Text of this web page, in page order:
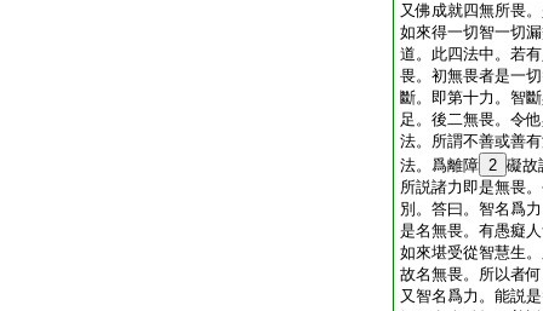
又佛成就四無所畏
如來得一切智一切
道。此四法中。若
畏。初無畏者是一
斷。即第十力。智
足。後二無畏。令
法。所謂不善或善
法。爲離障 2 礙故
所説諸力即是無畏
別。答曰。智名爲
是名無畏。有愚癡
如來堪受從智慧生
故名無畏。所以者
又智名爲力。能説